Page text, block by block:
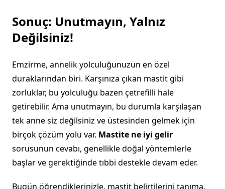
Sonuç: Unutmayın, Yalnız
Değilsiniz!
Emzirme, annelik yolculuğunuzun en özel
duraklarından biri. Karşınıza çıkan mastit gibi
zorluklar, bu yolculuğu bazen çetrefilli hale
getirebilir. Ama unutmayın, bu durumla karşılaşan
tek anne siz değilsiniz ve üstesinden gelmek için
birçok çözüm yolu var. Mastite ne iyi gelir
sorusunun cevabı, genellikle doğal yöntemlerle
başlar ve gerektiğinde tıbbi destekle devam eder.
Bugün öğrendiklerinizle, mastit belirtilerini tanıma,